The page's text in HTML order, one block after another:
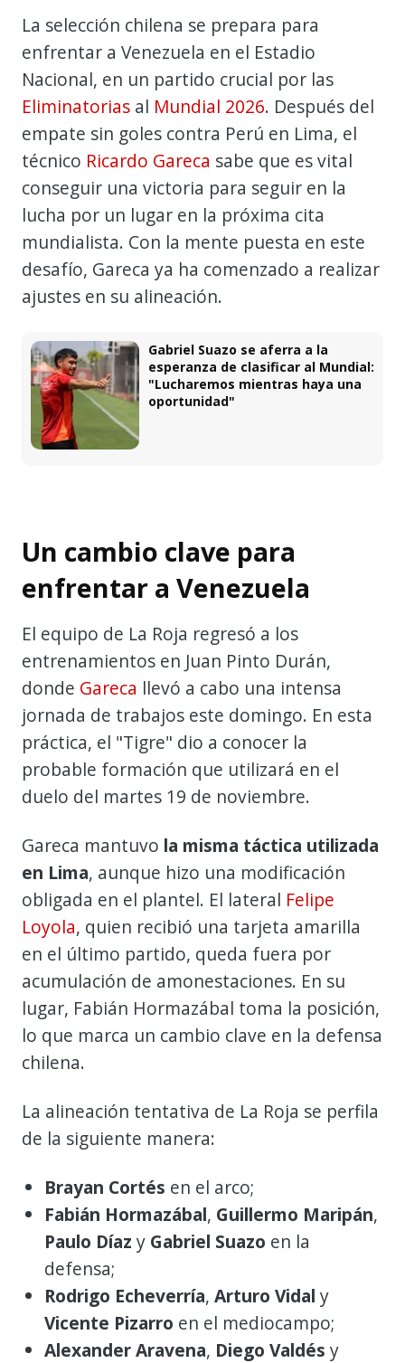
La selección chilena se prepara para
enfrentar a Venezuela en el Estadio
Nacional, en un partido crucial por las
Eliminatorias al Mundial 2026. Después del
empate sin goles contra Perú en Lima, el
técnico Ricardo Gareca sabe que es vital
conseguir una victoria para seguir en la
lucha por un lugar en la próxima cita
mundialista. Con la mente puesta en este
desafío, Gareca ya ha comenzado a realizar
ajustes en su alineación.
Gabriel Suazo se aferra a la
esperanza de clasificar al Mundial:
"Lucharemos mientras haya una
oportunidad"
Un cambio clave para
enfrentar a Venezuela
El equipo de La Roja regresó a los
entrenamientos en Juan Pinto Durán,
donde Gareca llevó a cabo una intensa
jornada de trabajos este domingo. En esta
práctica, el "Tigre" dio a conocer la
probable formación que utilizará en el
duelo del martes 19 de noviembre.
Gareca mantuvo la misma táctica utilizada
en Lima, aunque hizo una modificación
obligada en el plantel. El lateral Felipe
Loyola, quien recibió una tarjeta amarilla
en el último partido, queda fuera por
acumulación de amonestaciones. En su
lugar, Fabián Hormazábal toma la posición,
lo que marca un cambio clave en la defensa
chilena.
La alineación tentativa de La Roja se perfila
de la siguiente manera:
Brayan Cortés en el arco;
Fabián Hormazábal, Guillermo Maripán,
Paulo Díaz y Gabriel Suazo en la
defensa;
Rodrigo Echeverría, Arturo Vidal y
Vicente Pizarro en el mediocampo;
Alexander Aravena, Diego Valdés y